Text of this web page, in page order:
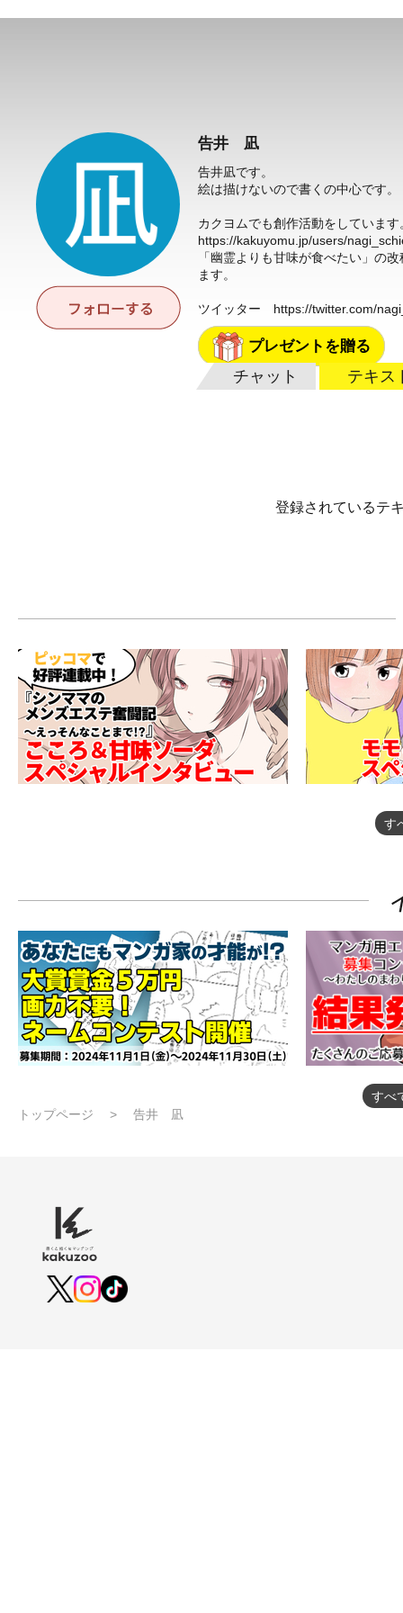
告井 凪
告井凪です。
絵は描けないので書くの中心です。
カクヨムでも創作活動をしています
https://kakuyomu.jp/users/
「幽霊よりも甘味が食べたい」の
ます。
ツイッター https://twitter.com/
プレゼントを贈る
チャット テキス
登録されているテ
す
すべ
トップページ
告井 凪